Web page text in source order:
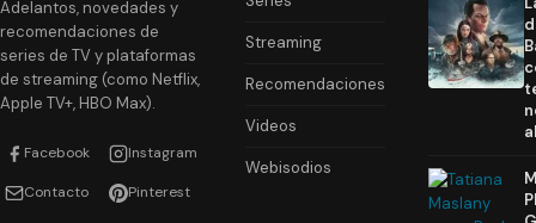
Adelantos, novedades y
recomendaciones de
series de TV y plataformas
de streaming (como Netflix,
Apple TV+, HBO Max).
Facebook Instagram
Contacto Pinterest
Streaming
Recomendaciones
Videos
Webisodios